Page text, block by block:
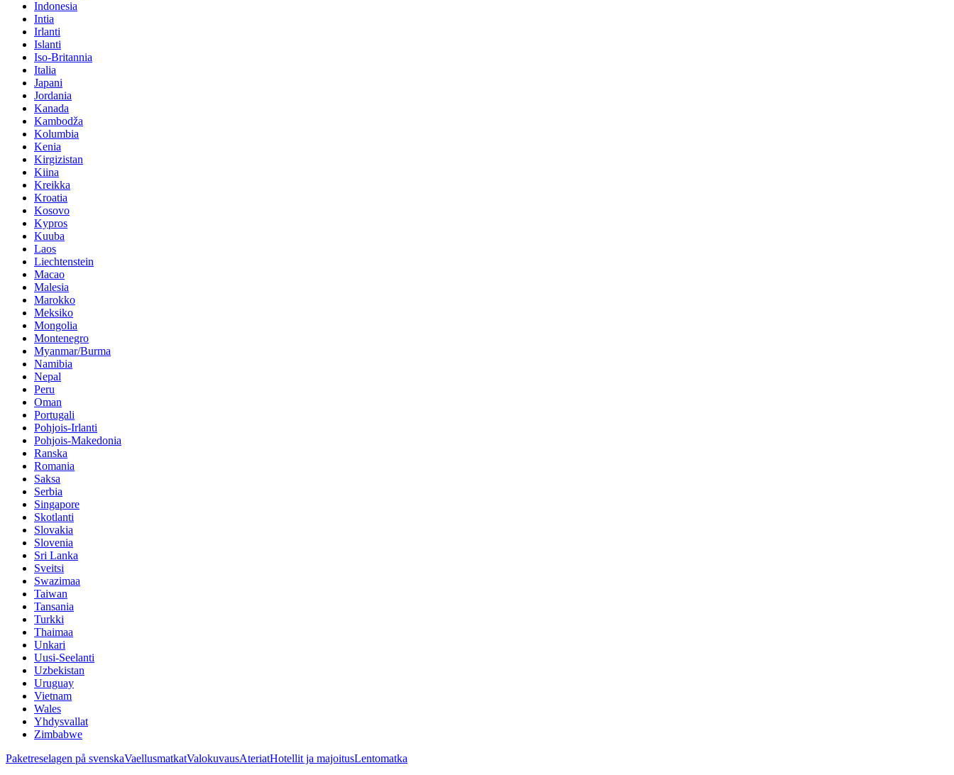
Indonesia
Intia
Irlanti
Islanti
Iso-Britannia
Italia
Japani
Jordania
Kanada
Kambodža
Kolumbia
Kenia
Kirgizistan
Kiina
Kreikka
Kroatia
Kosovo
Kypros
Kuuba
Laos
Liechtenstein
Macao
Malesia
Marokko
Meksiko
Mongolia
Montenegro
Myanmar/Burma
Namibia
Nepal
Peru
Oman
Portugali
Pohjois-Irlanti
Pohjois-Makedonia
Ranska
Romania
Saksa
Serbia
Singapore
Skotlanti
Slovakia
Slovenia
Sri Lanka
Sveitsi
Swazimaa
Taiwan
Tansania
Turkki
Thaimaa
Unkari
Uusi-Seelanti
Uzbekistan
Uruguay
Vietnam
Wales
Yhdysvallat
Zimbabwe
Paketreselagen på svenskaVaellusmatkatValokuvausAteriatHotellit ja majoitusLentomatka